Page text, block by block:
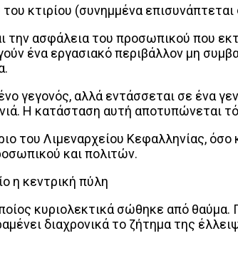
κτιρίου (συνημμένα
την ασφάλεια του προσωπικού που
ένα εργασιακό περιβάλλον μη
γεγονός, αλλά εντάσσεται σε ένα
Η κατάσταση αυτή αποτυπώνεται
του Λιμεναρχείου Κεφαλληνίας,
και πολιτών.
η κεντρική πύλη
κυριολεκτικά σώθηκε από θαύμα.
διαχρονικά το ζήτημα της